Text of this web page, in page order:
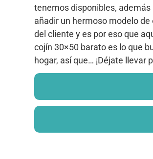
tenemos disponibles,
añadir un hermoso modelo
del cliente y es por eso que
cojín 30×50 barato es lo que
hogar, así que… ¡Déjate llevar